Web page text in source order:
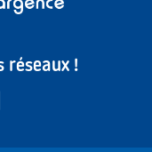
réseaux !